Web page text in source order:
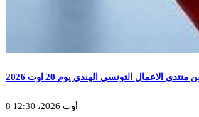
الاعمال التونسي الهندي يوم 20 اوت 2026
8 أوت 2026، 12:30